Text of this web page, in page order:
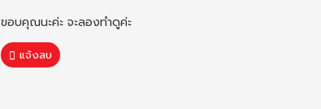
ขอบคุณนะค่ะ จะลองทำดูค่ะ
แจ้งลบ